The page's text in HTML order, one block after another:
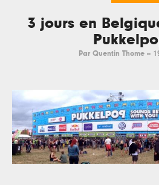
3 jours en
Par Quentin Thome --